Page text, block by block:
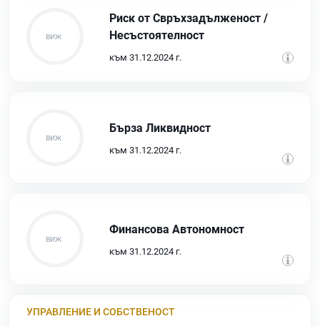
Риск от Свръхзадълженост /
Несъстоятелност
към 31.12.2024 г.
Бърза Ликвидност
към 31.12.2024 г.
Финансова Автономност
към 31.12.2024 г.
УПРАВЛЕНИЕ И СОБСТВЕНОСТ